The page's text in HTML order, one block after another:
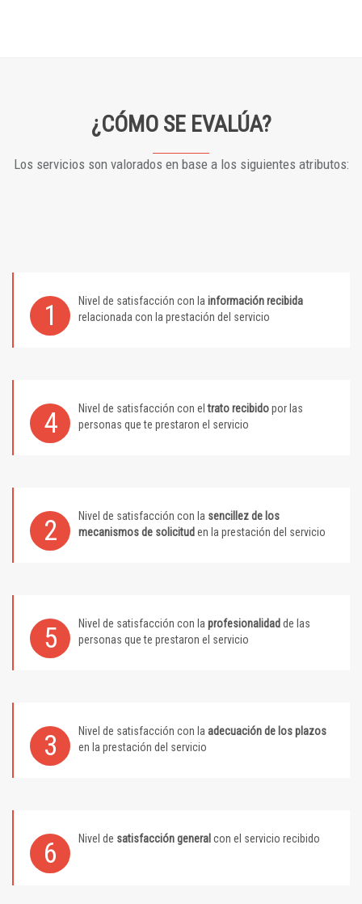
¿CÓMO SE EVALÚA?
Los servicios son valorados en base a los siguientes atributos:
1 Nivel de satisfacción con la información recibida
relacionada con la prestación del servicio
4 Nivel de satisfacción con eltrato recibidopor las
personas que te prestaron el servicio
2 Nivel de satisfacción con la sencillez de los
mecanismos de solicitud en la prestación del servicio
5 Nivel de satisfacción con la profesionalidad de las
personas que te prestaron el servicio
3 Nivel de satisfacción con la adecuación de los plazos
en la prestación del servicio
6 Nivel de satisfacción general con el servicio recibido